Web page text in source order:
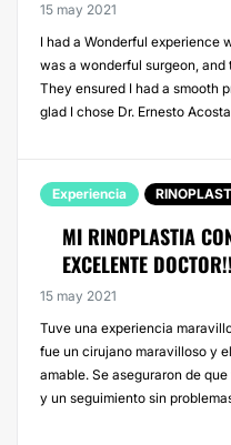
15 may 2021
I had a Wonderful experience
was a wonderful surgeon,
They ensured I had a smooth
glad I chose Dr. Ernesto
Experiencia
MI RINOPLASTIA
EXCELENTE
15 may 2021
Tuve una experiencia
fue un cirujano maravilloso y
amable. Se aseguraron de
y un seguimiento sin